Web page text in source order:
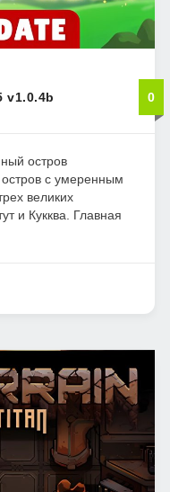
v1.0.4b 0
остров
с умеренным
великих
и Кукква. Главная